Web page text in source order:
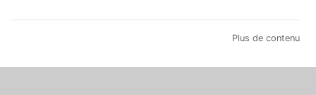
Plus de contenu